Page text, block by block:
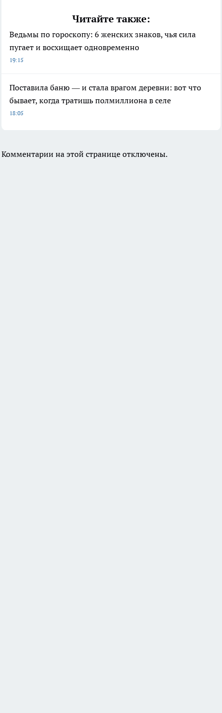
Читайте также:
Ведьмы по гороскопу: 6 женских знаков, чья сила
пугает и восхищает одновременно
19:15
Поставила баню — и стала врагом деревни: вот что
бывает, когда тратишь полмиллиона в селе
18:05
Комментарии на этой странице отключены.